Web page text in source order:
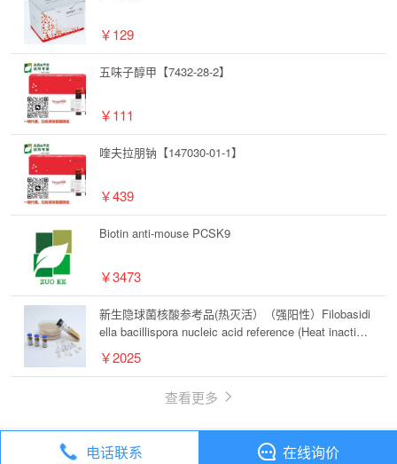
￥129
五味子醇甲【7432-28-2】
￥111
喹夫拉朋钠【147030-01-1】
￥439
Biotin anti-mouse PCSK9
￥3473
新生隐球菌核酸参考品(热灭活）（强阳性）Filobasidi
ella bacillispora nucleic acid reference (Heat inactivat
￥2025
查看更多
全部分类 试剂
电话联系 在线询价